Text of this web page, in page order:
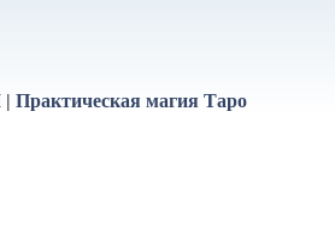
| Практическая магия Таро